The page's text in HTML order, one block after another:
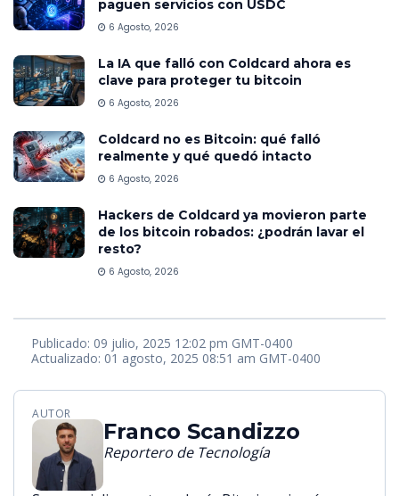
paguen servicios con USDC
6 Agosto, 2026
La IA que falló con Coldcard ahora es
clave para proteger tu bitcoin
6 Agosto, 2026
Coldcard no es Bitcoin: qué falló
realmente y qué quedó intacto
6 Agosto, 2026
Hackers de Coldcard ya movieron parte
de los bitcoin robados: ¿podrán lavar el
resto?
6 Agosto, 2026
Publicado: 09 julio, 2025 12:02 pm GMT-0400
Actualizado: 01 agosto, 2025 08:51 am GMT-0400
AUTOR
Franco Scandizzo
Reportero de Tecnología